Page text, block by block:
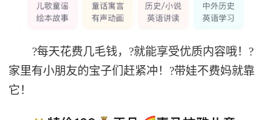
?每天花费几毛钱，?就能享受优质内容哦！?
家里有小朋友的宝子们赶紧冲！?带娃不费妈就靠
它！